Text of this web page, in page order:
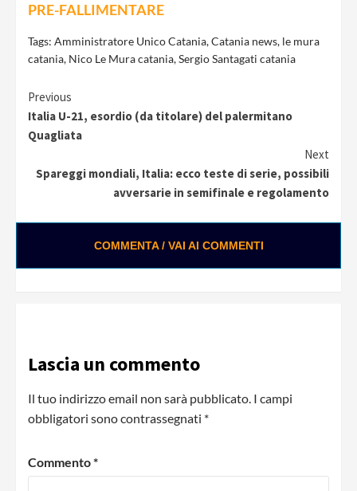
PRE-FALLIMENTARE
Tags: Amministratore Unico Catania,Catania news, le mura
catania, Nico Le Mura catania,Sergio Santagati catania
Continue
Reading
Previous
Italia U-21, esordio (da titolare) del palermitano
Quagliata
Next
Spareggi mondiali, Italia: ecco teste di serie, possibili
avversarie in semifinale e regolamento
COMMENTA / VAI AI COMMENTI
Lascia un commento
Il tuo indirizzo email non sarà pubblicato. I campi
obbligatori sono contrassegnati *
Commento*